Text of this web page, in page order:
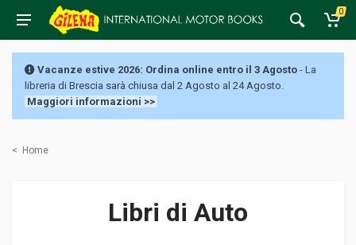
0
Vacanze estive 2026: Ordina online entro il 3 Agosto - La
libreria di Brescia sarà chiusa dal 2 Agosto al 24 Agosto.
Maggiori informazioni >>
< Home
Libri di Auto